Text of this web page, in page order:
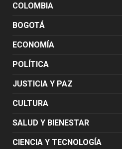
COLOMBIA
BOGOTÁ
ECONOMÍA
POLÍTICA
JUSTICIA Y PAZ
CULTURA
SALUD Y BIENESTAR
CIENCIA Y TECNOLOGÍA